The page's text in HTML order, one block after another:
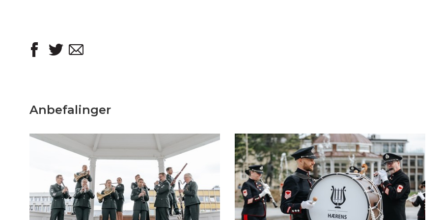
Anbefalinger